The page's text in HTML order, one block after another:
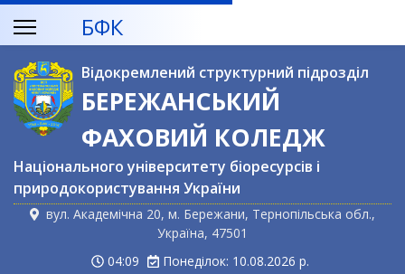
БФК
Відокремлений структурний підрозділ
БЕРЕЖАНСЬКИЙ
ФАХОВИЙ КОЛЕДЖ
Національного університету біоресурсів і
природокористування України
вул. Академічна 20, м. Бережани, Тернопільська обл.,
Україна, 47501
04:09
Понеділок: 10.08.2026 р.